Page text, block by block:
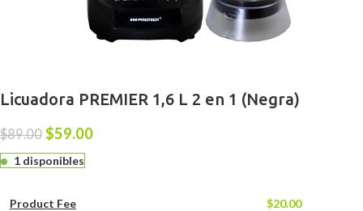
Licuadora PREMIER 1,6 L 2 en 1 (Negra)
$89.00 $59.00
1 disponibles
Product Fee $20.00